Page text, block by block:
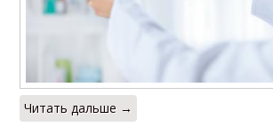
Читать дальше →